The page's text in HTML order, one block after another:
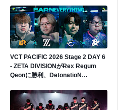
VCT PACIFIC 2026 Stage 2 DAY 6
- ZETA DIVISIONがRex Regum
Qeonに勝利、DetonatioN